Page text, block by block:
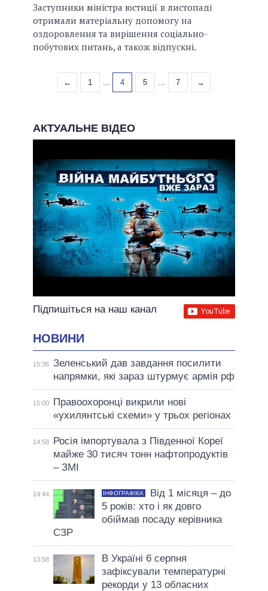
Заступники міністра юстиції в листопаді
отримали матеріальну допомогу на
оздоровлення та вирішення соціально-
побутових питань, а також відпускні.
← 1 ... 4 5 ... 7 →
АКТУАЛЬНЕ ВІДЕО
Підпишіться на наш канал
НОВИНИ
15:36 Зеленський дав завдання посилити
напрямки, які зараз штурмує армія рф
15:00
Правоохоронці викрили нові
«ухилянтські схеми» у трьох регіонах
14:58
Росія імпортувала з Південної Кореї
майже 30 тисяч тонн нафтопродуктів
– ЗМІ
14:44 ІНФОГРАФІКА
Від 1 місяця – до
5 років: хто і як довго
обіймав посаду керівника
СЗР
13:58
В Україні 6 серпня
зафіксували температурні
рекорди у 13 обласних